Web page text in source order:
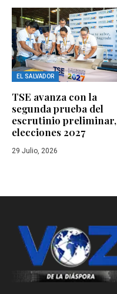
EL SALVADOR
TSE avanza con la
segunda prueba del
escrutinio preliminar,
elecciones 2027
29 Julio, 2026